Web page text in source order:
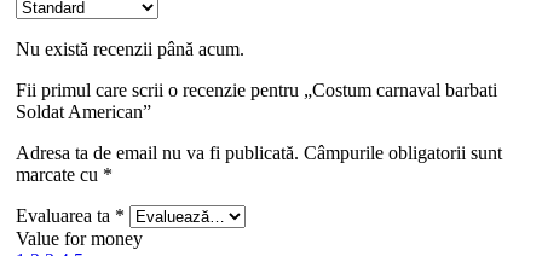
Nu există recenzii până acum.
Fii primul care scrii o recenzie pentru „Costum carnaval barbati
Soldat American”
Adresa ta de email nu va fi publicată. Câmpurile obligatorii sunt
marcate cu *
Evaluarea ta *
Value for money